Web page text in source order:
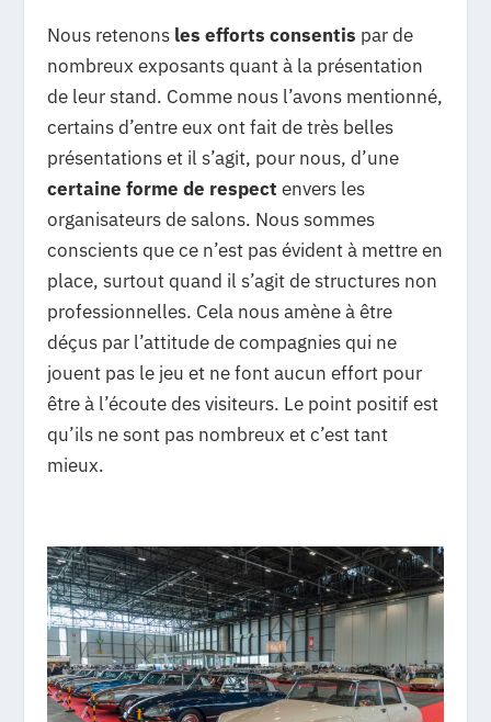
Nous retenons les efforts consentis par de
nombreux exposants quant à la présentation
de leur stand. Comme nous l’avons mentionné,
certains d’entre eux ont fait de très belles
présentations et il s’agit, pour nous, d’une
certaine forme de respect envers les
organisateurs de salons. Nous sommes
conscients que ce n’est pas évident à mettre en
place, surtout quand il s’agit de structures non
professionnelles. Cela nous amène à être
déçus par l’attitude de compagnies qui ne
jouent pas le jeu et ne font aucun effort pour
être à l’écoute des visiteurs. Le point positif est
qu’ils ne sont pas nombreux et c’est tant
mieux.